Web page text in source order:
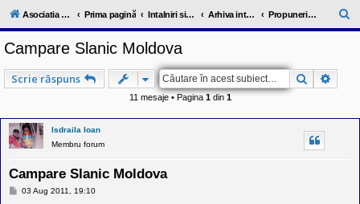
l
u
V
c
o
i
t
a
e
p
Asociatia ClubRV-RO Prima pagină Intalniri si excursii in cadrul comunitatii Arhiva intalnirilor trecute 2006-2012 Propuneri intalniri 2012
ă
Campare Slanic Moldova
Scrie răspuns Căutare
11 mesaje • Pagina 1din 1
Isdraila Ioan
Membru forum
Campare Slanic Moldova
M03 Aug 2011, 19:10